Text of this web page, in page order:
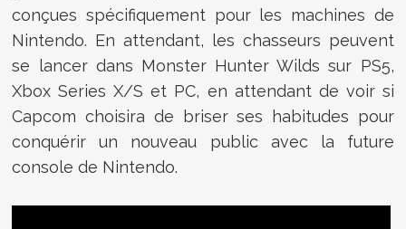
conçues spécifiquement pour les machines de
Nintendo. En attendant, les chasseurs peuvent
se lancer dans Monster Hunter Wilds sur PS5,
Xbox Series X/S et PC, en attendant de voir si
Capcom choisira de briser ses habitudes pour
conquérir un nouveau public avec la future
console de Nintendo.